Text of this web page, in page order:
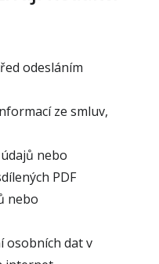
odesláním
ze smluv,
nebo
PDF
nebo
osobních dat v